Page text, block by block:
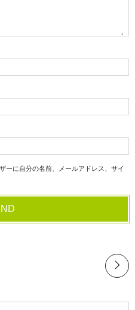
ーに自分の名前、メールアドレス、サイ